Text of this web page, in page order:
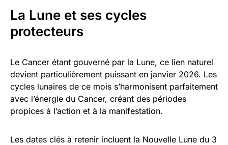
La Lune et ses cycles
protecteurs
Le Cancer étant gouverné par la Lune, ce lien naturel
devient particulièrement puissant en janvier 2026. Les
cycles lunaires de ce mois s’harmonisent parfaitement
avec l’énergie du Cancer, créant des périodes
propices à l’action et à la manifestation.
Les dates clés à retenir incluent la Nouvelle Lune du 3